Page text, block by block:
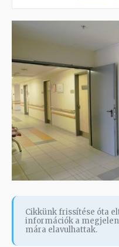
Cikkünk frissítése óta
információk a
mára elavulhattak.